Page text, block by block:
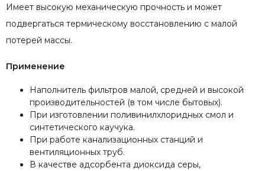
Имеет высокую механическую прочность и может
подвергаться термическому восстановлению с малой
потерей массы.
Применение
Наполнитель фильтров малой, средней и высокой
производительностей (в том числе бытовых).
При изготовлении поливинилхлоридных смол и
синтетического каучука.
При работе канализационных станций и
вентиляционных труб.
В качестве адсорбента диоксида серы,